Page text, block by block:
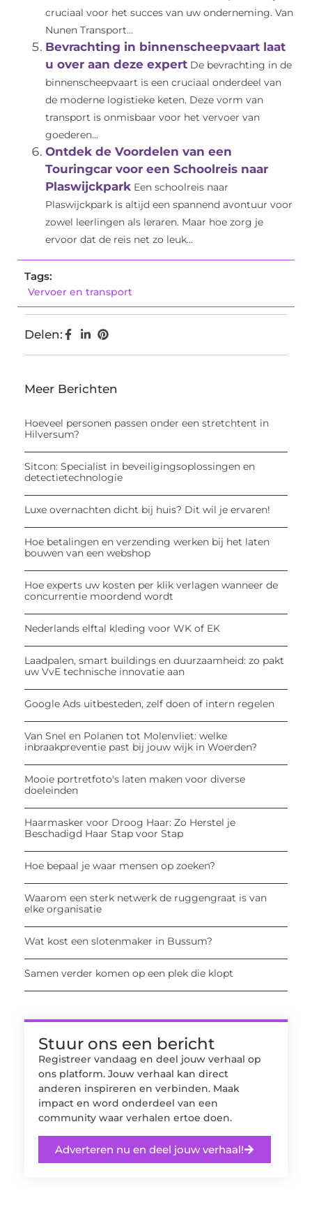
cruciaal voor het succes van uw onderneming. Van
Nunen Transport...
Bevrachting in binnenscheepvaart laat
u over aan deze expert De bevrachting in de
binnenscheepvaart is een cruciaal onderdeel van
de moderne logistieke keten. Deze vorm van
transport is onmisbaar voor het vervoer van
goederen...
Ontdek de Voordelen van een
Touringcar voor een Schoolreis naar
Plaswijckpark Een schoolreis naar
Plaswijckpark is altijd een spannend avontuur voor
zowel leerlingen als leraren. Maar hoe zorg je
ervoor dat de reis net zo leuk...
Tags:
Vervoer en transport
Delen:
Meer Berichten
Hoeveel personen passen onder een stretchtent in
Hilversum?
Sitcon: Specialist in beveiligingsoplossingen en
detectietechnologie
Luxe overnachten dicht bij huis? Dit wil je ervaren!
Hoe betalingen en verzending werken bij het laten
bouwen van een webshop
Hoe experts uw kosten per klik verlagen wanneer de
concurrentie moordend wordt
Nederlands elftal kleding voor WK of EK
Laadpalen, smart buildings en duurzaamheid: zo pakt
uw VvE technische innovatie aan
Google Ads uitbesteden, zelf doen of intern regelen
Van Snel en Polanen tot Molenvliet: welke
inbraakpreventie past bij jouw wijk in Woerden?
Mooie portretfoto's laten maken voor diverse
doeleinden
Haarmasker voor Droog Haar: Zo Herstel je
Beschadigd Haar Stap voor Stap
Hoe bepaal je waar mensen op zoeken?
Waarom een sterk netwerk de ruggengraat is van
elke organisatie
Wat kost een slotenmaker in Bussum?
Samen verder komen op een plek die klopt
Stuur ons een bericht
Registreer vandaag en deel jouw verhaal op
ons platform. Jouw verhaal kan direct
anderen inspireren en verbinden. Maak
impact en word onderdeel van een
community waar verhalen ertoe doen.
Adverteren nu en deel jouw verhaal!